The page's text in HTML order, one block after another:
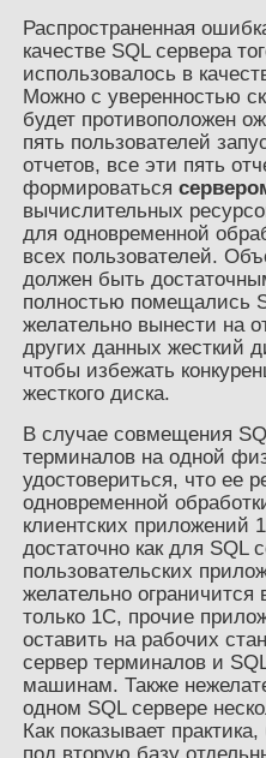
Распространенная
качестве SQL сервера
использовалось в
Можно с уверенностью
будет противоположен
пять пользователей
отчетов, все эти пять
формироваться
вычислительных
для одновременной
всех пользователей.
должен быть
полностью помещались
желательно вынести на
других данных жесткий
чтобы избежать
жесткого диска.
В случае совмещения
терминалов на одной
удостовериться, что ее
одновременной
клиентских приложений
достаточно как для SQL
пользовательских
желательно
только 1С, прочие
оставить на рабочих
сервер терминалов и
машинам. Также
одном SQL сервере
Как показывает